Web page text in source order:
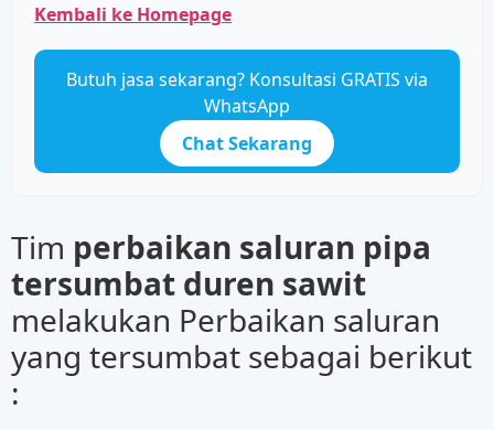
Kembali ke Homepage
Butuh jasa sekarang? Konsultasi GRATIS via
WhatsApp
Chat Sekarang
Tim perbaikan saluran pipa
tersumbat duren sawit
melakukan Perbaikan saluran
yang tersumbat sebagai berikut
: